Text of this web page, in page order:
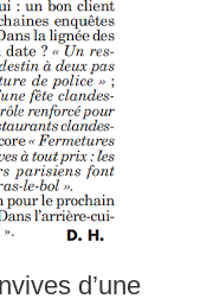
d’une